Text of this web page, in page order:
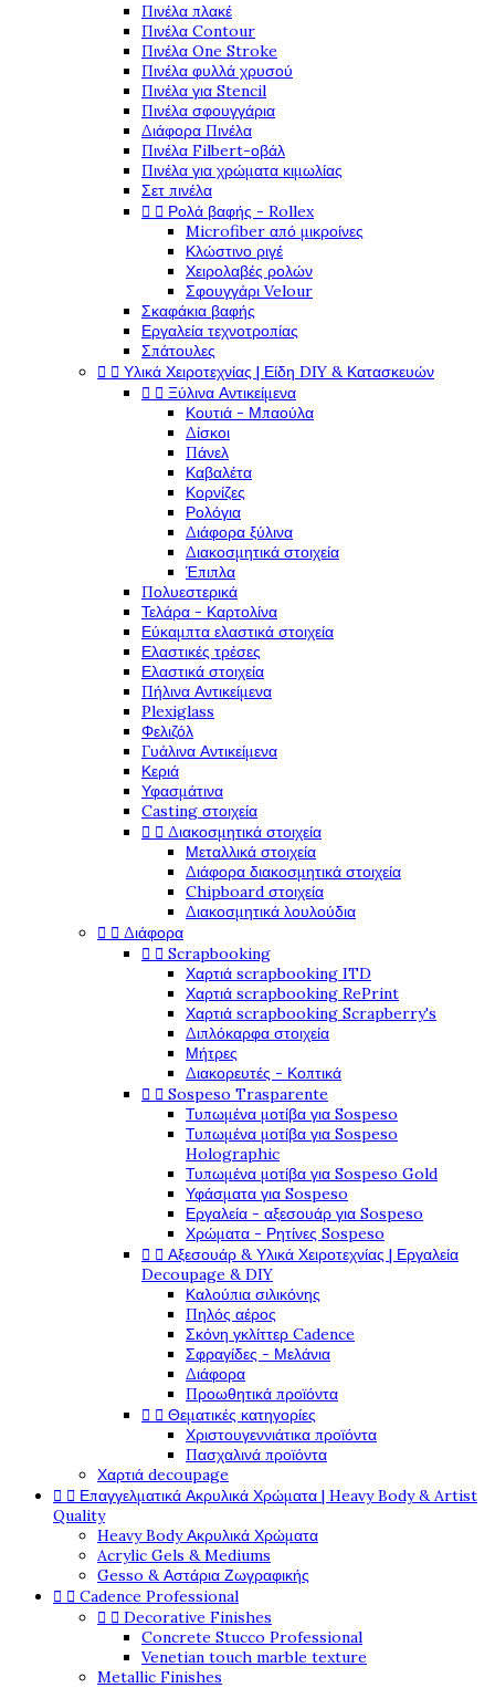
Πινέλα πλακέ
Πινέλα Contour
Πινέλα One Stroke
Πινέλα φυλλά χρυσού
Πινέλα για Stencil
Πινέλα σφουγγάρια
Διάφορα Πινέλα
Πινέλα Filbert-οβάλ
Πινέλα για χρώματα κιμωλίας
Σετ πινέλα
  Ρολά βαφής - Rollex
Microfiber από μικροίνες
Κλώστινο ριγέ
Χειρολαβές ρολών
Σφουγγάρι Velour
Σκαφάκια βαφής
Εργαλεία τεχνοτροπίας
Σπάτουλες
  Υλικά Χειροτεχνίας | Είδη DIY & Κατασκευών
  Ξύλινα Αντικείμενα
Κουτιά - Μπαούλα
Δίσκοι
Πάνελ
Καβαλέτα
Κορνίζες
Ρολόγια
Διάφορα ξύλινα
Διακοσμητικά στοιχεία
Έπιπλα
Πολυεστερικά
Τελάρα - Καρτολίνα
Εύκαμπτα ελαστικά στοιχεία
Ελαστικές τρέσες
Ελαστικά στοιχεία
Πήλινα Αντικείμενα
Plexiglass
Φελιζόλ
Γυάλινα Αντικείμενα
Κεριά
Υφασμάτινα
Casting στοιχεία
  Διακοσμητικά στοιχεία
Μεταλλικά στοιχεία
Διάφορα διακοσμητικά στοιχεία
Chipboard στοιχεία
Διακοσμητικά λουλούδια
  Διάφορα
  Scrapbooking
Χαρτιά scrapbooking ITD
Χαρτιά scrapbooking RePrint
Χαρτιά scrapbooking Scrapberry's
Διπλόκαρφα στοιχεία
Μήτρες
Διακορευτές - Κοπτικά
  Sospeso Trasparente
Τυπωμένα μοτίβα για Sospeso
Τυπωμένα μοτίβα για Sospeso
Holographic
Τυπωμένα μοτίβα για Sospeso Gold
Υφάσματα για Sospeso
Εργαλεία - αξεσουάρ για Sospeso
Χρώματα - Ρητίνες Sospeso
  Αξεσουάρ & Υλικά Χειροτεχνίας | Εργαλεία
Decoupage & DIY
Καλούπια σιλικόνης
Πηλός αέρος
Σκόνη γκλίττερ Cadence
Σφραγίδες - Μελάνια
Διάφορα
Προωθητικά προϊόντα
  Θεματικές κατηγορίες
Χριστουγεννιάτικα προϊόντα
Πασχαλινά προϊόντα
Χαρτιά decoupage
  Επαγγελματικά Ακρυλικά Χρώματα | Heavy Body & Artist
Quality
Heavy Body Ακρυλικά Χρώματα
Acrylic Gels & Mediums
Gesso & Αστάρια Ζωγραφικής
  Cadence Professional
  Decorative Finishes
Concrete Stucco Professional
Venetian touch marble texture
Metallic Finishes